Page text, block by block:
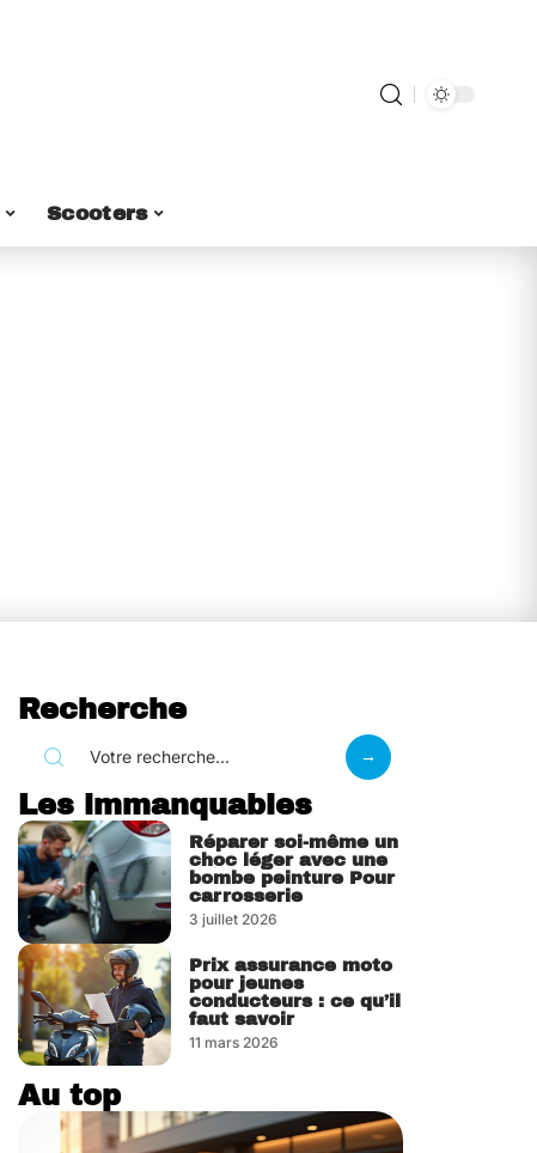
Scooters
Recherche
Les immanquables
Réparer soi-même un
choc léger avec une
bombe peinture Pour
carrosserie
3 juillet 2026
Prix assurance moto
pour jeunes
conducteurs : ce qu’il
faut savoir
11 mars 2026
Au top